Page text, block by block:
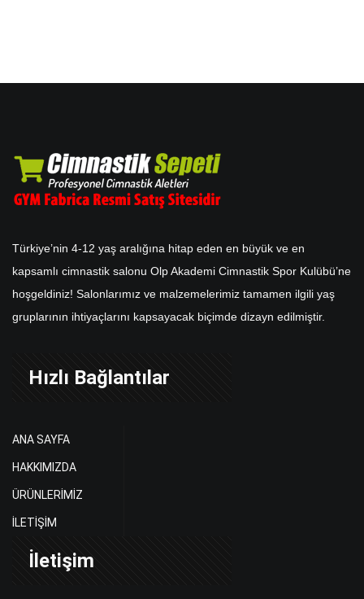
Türkiye’nin 4-12 yaş aralığına hitap eden en büyük ve en
kapsamlı cimnastik salonu Olp Akademi Cimnastik Spor Kulübü’ne
hoşgeldiniz! Salonlarımız ve malzemelerimiz tamamen ilgili yaş
gruplarının ihtiyaçlarını kapsayacak biçimde dizayn edilmiştir.
Hızlı Bağlantılar
ANA SAYFA
HAKKIMIZDA
ÜRÜNLERİMİZ
İLETİŞİM
İletişim